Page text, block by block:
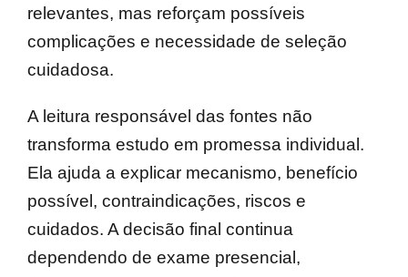
relevantes, mas reforçam possíveis
complicações e necessidade de seleção
cuidadosa.
A leitura responsável das fontes não
transforma estudo em promessa individual.
Ela ajuda a explicar mecanismo, benefício
possível, contraindicações, riscos e
cuidados. A decisão final continua
dependendo de exame presencial,